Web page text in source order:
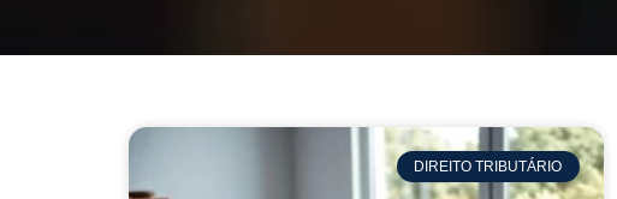
DIREITO TRIBUTÁRIO